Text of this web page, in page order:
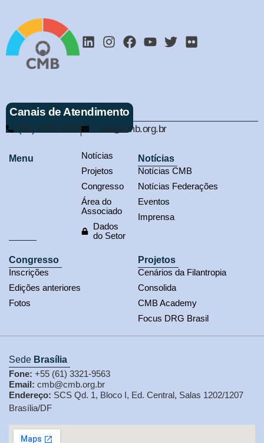
Canais de Atendimento
(61) 3321-9563 cmb@cmb.org.br
Menu
Notícias
Projetos
Congresso
Área do
Associado
Dados
do Setor
Notícias
Notícias CMB
Notícias Federações
Eventos
Imprensa
Congresso
Inscrições
Edições anteriores
Fotos
Projetos
Cenários da Filantropia
Consolida
CMB Academy
Focus DRG Brasil
Sede Brasília
Fone: +55 (61) 3321-9563
Email: cmb@cmb.org.br
Endereço: SCS Qd. 1, Bloco I, Ed. Central, Salas 1202/1207
Brasília/DF